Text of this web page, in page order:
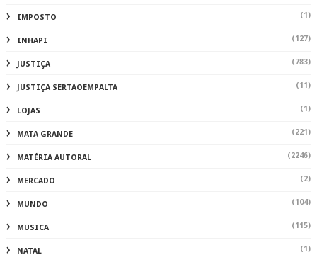
IMPOSTO (1)
INHAPI (127)
JUSTIÇA (783)
JUSTIÇA SERTAOEMPALTA (11)
LOJAS (1)
MATA GRANDE (221)
MATÉRIA AUTORAL (2246)
MERCADO (2)
MUNDO (104)
MUSICA (115)
NATAL (1)